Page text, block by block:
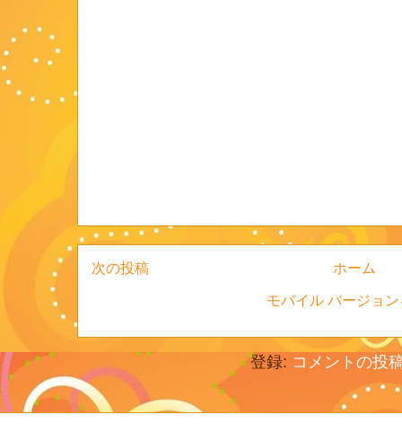
次の投稿 ホーム
モバイル バージョ
登録: コメントの投